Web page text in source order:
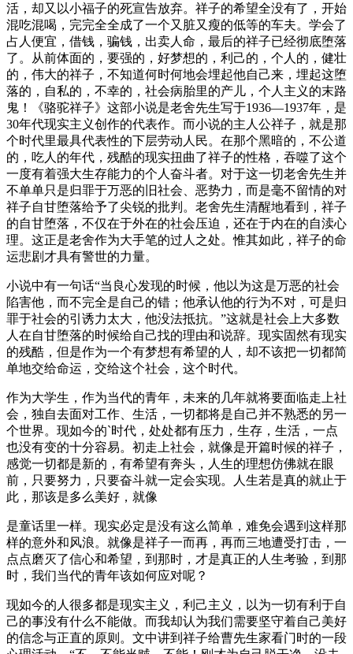
活，却又以小福子的死宣告放弃。祥子的希望全没有了，开始
混吃混喝，完完全全成了一个又脏又瘦的低等的车夫。学会了
占人便宜，借钱，骗钱，出卖人命，最后的祥子已经彻底堕落
了。从前体面的，要强的，好梦想的，利己的，个人的，健壮
的，伟大的祥子，不知道何时何地会埋起他自己来，埋起这堕
落的，自私的，不幸的，社会病胎里的产儿，个人主义的末路
鬼！《骆驼祥子》这部小说是老舍先生写于1936—1937年，是
30年代现实主义创作的代表作。而小说的主人公祥子，就是那
个时代里最具代表性的下层劳动人民。在那个黑暗的，不公道
的，吃人的年代，残酷的现实扭曲了祥子的性格，吞噬了这个
一度有着强大生存能力的个人奋斗者。对于这一切老舍先生并
不单单只是归罪于万恶的旧社会、恶势力，而是毫不留情的对
祥子自甘堕落给予了尖锐的批判。老舍先生清醒地看到，祥子
的自甘堕落，不仅在于外在的社会压迫，还在于内在的自渎心
理。这正是老舍作为大手笔的过人之处。惟其如此，祥子的命
运悲剧才具有警世的力量。
小说中有一句话“当良心发现的时候，他以为这是万恶的社会
陷害他，而不完全是自己的错；他承认他的行为不对，可是归
罪于社会的引诱力太大，他没法抵抗。”这就是社会上大多数
人在自甘堕落的时候给自己找的理由和说辞。现实固然有现实
的残酷，但是作为一个有梦想有希望的人，却不该把一切都简
单地交给命运，交给这个社会，这个时代。
作为大学生，作为当代的青年，未来的几年就将要面临走上社
会，独自去面对工作、生活，一切都将是自己并不熟悉的另一
个世界。现如今的`时代，处处都有压力，生存，生活，一点
也没有变的十分容易。初走上社会，就像是开篇时候的祥子，
感觉一切都是新的，有希望有奔头，人生的理想仿佛就在眼
前，只要努力，只要奋斗就一定会实现。人生若是真的就止于
此，那该是多么美好，就像
是童话里一样。现实必定是没有这么简单，难免会遇到这样那
样的意外和风浪。就像是祥子一而再，再而三地遭受打击，一
点点磨灭了信心和希望，到那时，才是真正的人生考验，到那
时，我们当代的青年该如何应对呢？
现如今的人很多都是现实主义，利己主义，以为一切有利于自
己的事没有什么不能做。而我却认为我们需要坚守着自己美好
的信念与正直的原则。文中讲到祥子给曹先生家看门时的一段